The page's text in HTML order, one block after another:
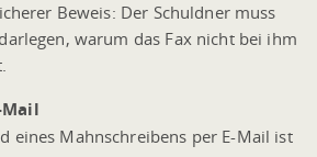
Beweis: Der Schuldner muss
warum das Fax nicht bei ihm
Mail
eines Mahnschreibens per E-Mail ist